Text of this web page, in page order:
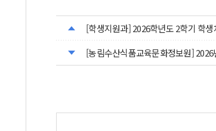
[학생지원과] 2026학년도 2학기 학
[농림수산식품교육문화정보원]